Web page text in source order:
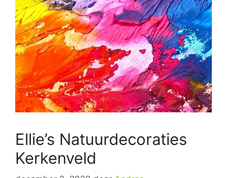
Ellie’s Natuurdecoraties
Kerkenveld